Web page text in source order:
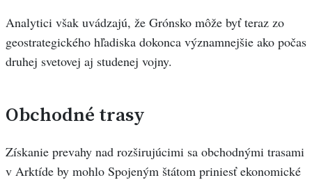
Analytici však uvádzajú, že Grónsko môže byť teraz zo
geostrategického hľadiska dokonca významnejšie ako počas
druhej svetovej aj studenej vojny.
Obchodné trasy
Získanie prevahy nad rozširujúcimi sa obchodnými trasami
v Arktíde by mohlo Spojeným štátom priniesť ekonomické